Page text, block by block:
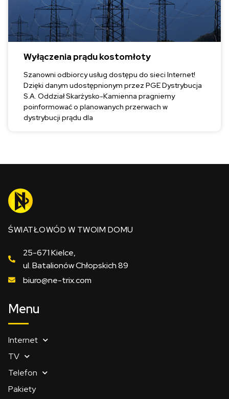
Wyłączenia prądu kostomłoty
Szanowni odbiorcy usług dostępu do sieci Internet!
Dzięki danym udostępnionym przez PGE Dystrybucja
S.A. Oddział Skarżysko-Kamienna pragniemy
poinformować o planowanych przerwach w
dystrybucji prądu dla
ŚWIATŁOWÓD W TWOIM DOMU
25-671 Kielce,
ul. Batalionów Chłopskich 89
biuro@ne-trix.com
Menu
Internet
TV
Telefon
Pakiety